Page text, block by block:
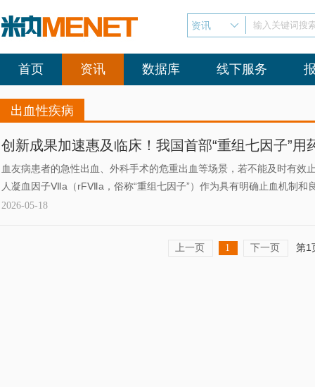
资讯 输入关键词搜
首页 资讯 数据库 线下服务
出血性疾病
创新成果加速惠及临床！我国首部“重组七因子”用
血友病患者的急性出血、外科手术的危重出血等场景，若不能及时有效
人凝血因子Ⅶa（rFⅦa，俗称“重组七因子”）作为具有明确止血机制和
场景止血治疗。近日我国首部《重组人凝血因子Ⅶa（rFⅦa）临床用药
为，该《指导原则》发布为rFⅦa的合理应用提供了科学、权威的“证据
2026-05-18
上一页 1 下一页 第1